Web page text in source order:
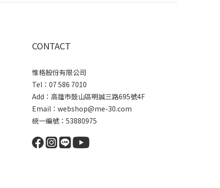
CONTACT
惟格股份有限公司
Tel：07 586 7010
Add： 高雄市鼓山區明誠三路695號4F
Email：webshop@me-30.com
統一編號：53880975